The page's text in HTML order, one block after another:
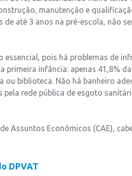
manutenção e
até 3 anos na pré-escola, não
pois há problemas de
infância: apenas 41,8%
ou biblioteca. Não há banheiro
rede pública de esgoto
Assuntos Econômicos (CAE),
DPVAT